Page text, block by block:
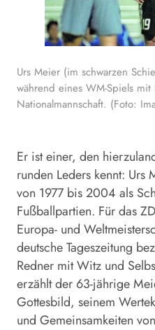
Urs Meier (im schwarzen
während eines WM-Spiels
Nationalmannschaft. (Foto:
Er ist einer, den
runden Leders kennt: Urs
von 1977 bis 2004 als
Fußballpartien. Für das
Europa- und
deutsche Tageszeitung
Redner mit Witz und
erzählt der 63-jährige
Gottesbild, seinem
und Gemeinsamkeiten